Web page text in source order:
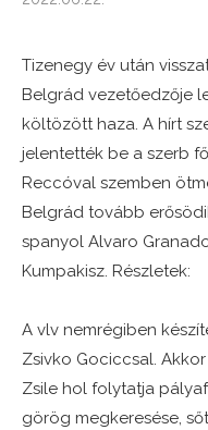
Tizenegy év után
Belgrád vezetőedzője
költözött haza. A hírt
jelentették be a szerb
Reccóval szemben
Belgrád tovább
spanyol Alvaro
Kumpakisz. Részletek:
A vlv nemrégiben
Zsivko Gociccsal.
Zsile hol folytatja
görög megkeresése,